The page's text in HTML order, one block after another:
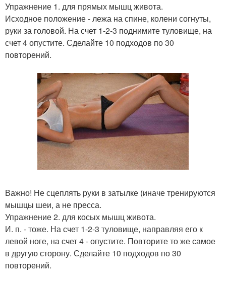
Упражнение 1. для прямых мышц живота.
Исходное положение - лежа на спине, колени согнуты,
руки за головой. На счет 1-2-3 поднимите туловище, на
счет 4 опустите. Сделайте 10 подходов по 30
повторений.
Важно! Не сцеплять руки в затылке (иначе тренируются
мышцы шеи, а не пресса.
Упражнение 2. для косых мышц живота.
И. п. - тоже. На счет 1-2-3 туловище, направляя его к
левой ноге, на счет 4 - опустите. Повторите то же самое
в другую сторону. Сделайте 10 подходов по 30
повторений.